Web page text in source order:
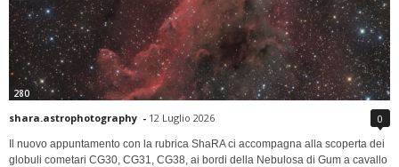
280
shara.astrophotography - 12 Luglio 2026 0
Il nuovo appuntamento con la rubrica ShaRA ci accompagna alla scoperta dei
globuli cometari CG30, CG31, CG38, ai bordi della Nebulosa di Gum a cavallo